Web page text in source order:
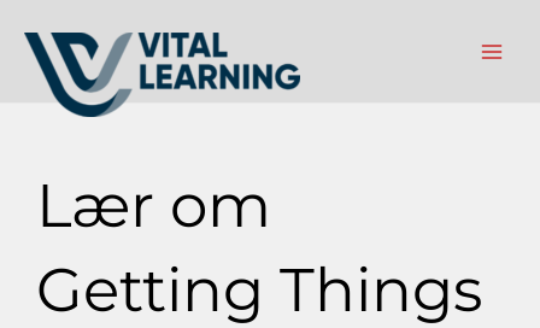
indholdet
Lær om
Getting Things